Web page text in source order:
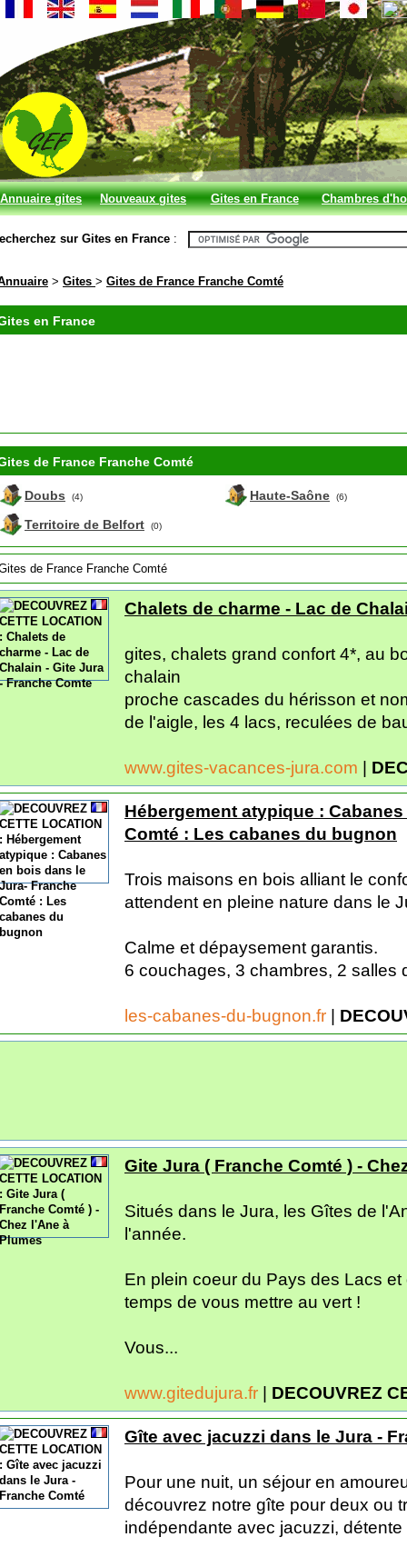
Annuaire gites Nouveaux gites
et chambres
Gites en France Chambres
en France
sur Gites en France :
> Gites > Gites de France Franche Comté
en France
de France Franche Comté
Doubs (4)
Territoire de Belfort (0)
Haute-Saône (6)
de France Franche Comté
Chalets de charme - Lac de
gites, chalets grand confort 4*, au
chalain
proche cascades du hérisson et
de l'aigle, les 4 lacs, reculées de
www.gites-vacances-jura.com |
Hébergement atypique :
Comté : Les cabanes du bugnon
Trois maisons en bois alliant le
attendent en pleine nature dans le
Calme et dépaysement garantis.
6 couchages, 3 chambres, 2 salles
les-cabanes-du-bugnon.fr |
Gite Jura ( Franche Comté ) -
Situés dans le Jura, les Gîtes de
l'année.
En plein coeur du Pays des Lacs
temps de vous mettre au vert !
Vous...
www.gitedujura.fr | DECOUVREZ
Gîte avec jacuzzi dans le Jura -
Pour une nuit, un séjour en
découvrez notre gîte pour deux ou
indépendante avec jacuzzi,